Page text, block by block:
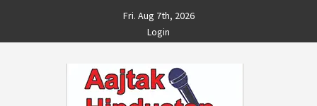
content
Fri. Aug 7th, 2026
Login